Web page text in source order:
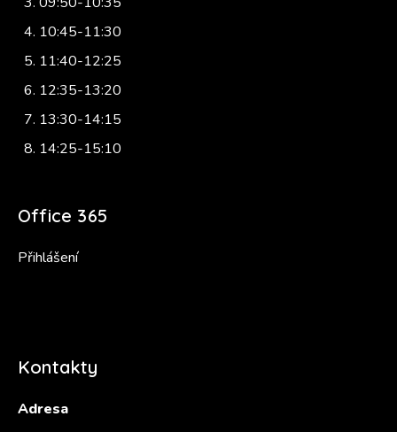
10:45-11:30
11:40-12:25
12:35-13:20
13:30-14:15
14:25-15:10
Office 365
Přihlášení
Kontakty
Adresa